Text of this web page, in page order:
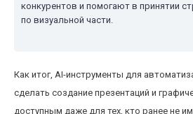
конкурентов и помогают в принятии
по визуальной части.
Как итог, AI-инструменты для
сделать создание презентаций и
доступным даже для тех, кто ранее не